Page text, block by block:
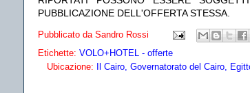
PUBBLICAZIONE DELL'OFFERTA STESSA.
Pubblicato da Sandro Rossi
Etichette: VOLO+HOTEL - offerte
Ubicazione:
Il Cairo, Governatorato del Cairo,